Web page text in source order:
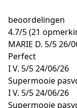
beoordelingen
4.7/5(21
MARIE D. 5/526/
Perfect
I V. 5/524/06/26
Supermooie
I V. 5/524/06/26
Supermooie